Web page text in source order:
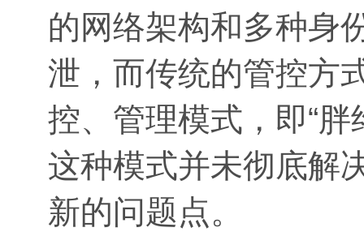
的网络架构和多种身
泄，而传统的管控方
控、管理模式，即“
这种模式并未彻底解
新的问题点。